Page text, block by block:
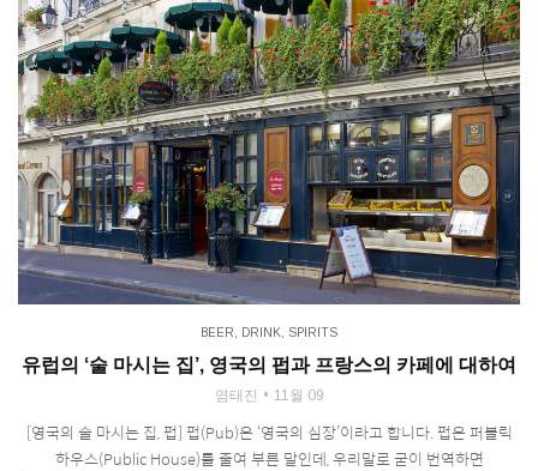
BEER DRINK SPIRITS
유럽의 ‘술 마시는 집’, 영국의 펍과 프랑스의 카페에 대하여
염태진 11월 09
[영국의 술 마시는 집, 펍] 펍(Pub)은 ‘영국의 심장’이라고 합니다. 펍은 퍼블릭
하우스(Public House)를 줄여 부른 말인데, 우리말로 굳이 번역하면